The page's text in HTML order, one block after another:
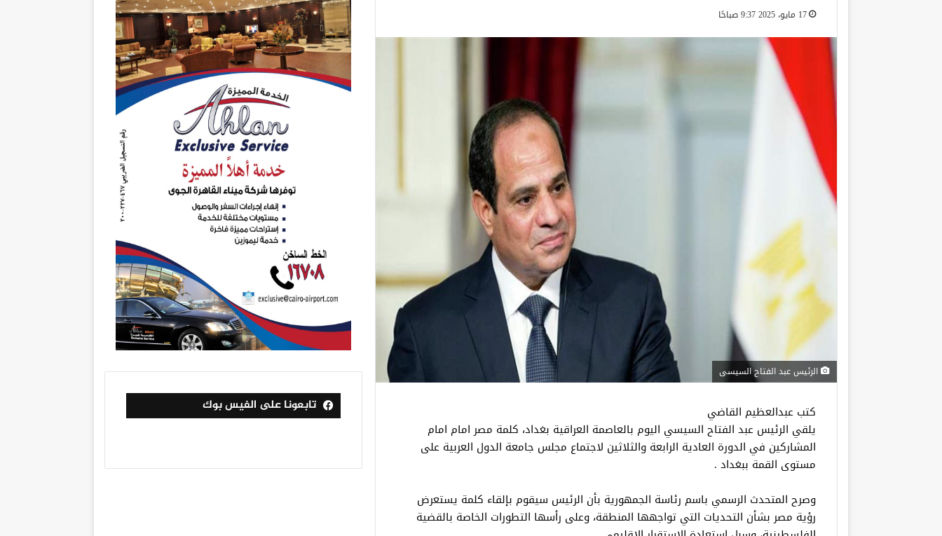
17 مايو، 2025 9:37 صباحًا
الرئيس عبد الفتاح السيسى
كتب عبدالعظيم القاضي
يلقي الرئيس عبد الفتاح السيسي اليوم بالعاصمة العراقية بغداد، كلمة مصر امام امام
المشاركين في الدورة العادية الرابعة والثلاثين لاجتماع مجلس جامعة الدول العربية على
مستوى القمة ببغداد .
وصرح المتحدث الرسمي باسم رئاسة الجمهورية بأن الرئيس سيقوم بإلقاء كلمة يستعرض
رؤية مصر بشأن التحديات التي تواجهها المنطقة، وعلى رأسها التطورات الخاصة بالقضية
تابعونا على الفيس بوك